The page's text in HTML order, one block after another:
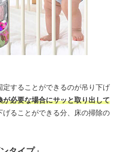
することができるのが吊り下げ
必要な場合にサッと取り出して
げることができる分、床の掃除の